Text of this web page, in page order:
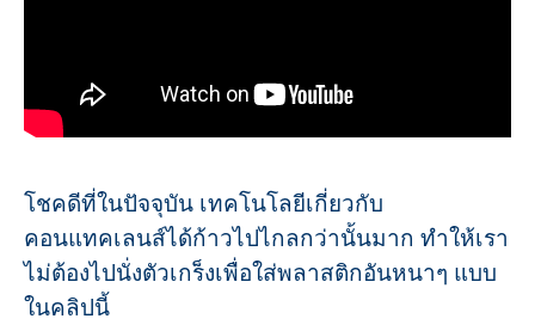
โชคดีที่ในปัจจุบัน เทคโนโลยีเกี่ยวกับ
คอนแทคเลนส์ได้ก้าวไปไกลกว่านั้นมาก ทำให้เรา
ไม่ต้องไปนั่งตัวเกร็งเพื่อใส่พลาสติกอันหนาๆ แบบ
ในคลิปนี้